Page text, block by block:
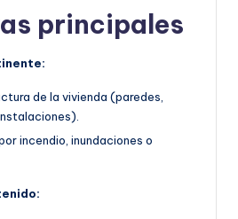
principales
de la vivienda (paredes,
incendio, inundaciones o